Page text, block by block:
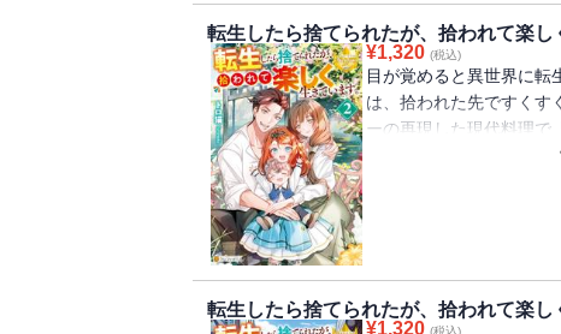
生活を変えていく。けれ
とは言えなくて――。ネ
化！ ※電子版は単行本
転生したら捨てられたが、拾われて楽し
¥1,320 (税込)
目が覚めると異世界に転
は、拾われた先ですく
ーの再現した現代料理で
リーは自分がいつの間に
に参加することに。チュ
洗濯機まで！？ 転生幼
転生したら捨てられたが、拾われて楽し
¥1,320 (税込)